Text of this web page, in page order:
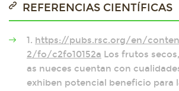
REFERENCIAS CIENTÍFICAS
1. https://pubs.rsc.org/en/
2/fo/c2fo10152a Los frutos
as nueces cuentan con
exhiben potencial beneficio para